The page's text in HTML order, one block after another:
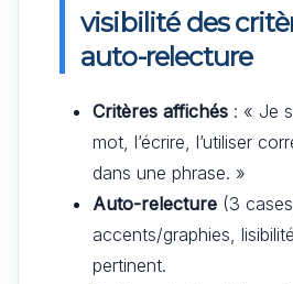
visibilité des
auto-relecture
Critères affichés : « Je
mot, l’écrire, l’utiliser
dans une phrase. »
Auto-relecture (3
accents/graphies,
pertinent.